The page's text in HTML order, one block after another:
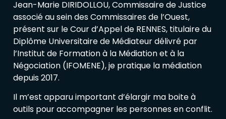
Jean-Marie DIRIDOLLOU, Commissaire de Justice
associé au sein des Commissaires de l’Ouest,
présent sur le Cour d’Appel de RENNES, titulaire du
Diplôme Universitaire de Médiateur délivré par
l’Institut de Formation à la Médiation et à la
Négociation (IFOMENE), je pratique la médiation
depuis 2017.
Il m’est apparu important d’élargir ma boite à
outils pour accompagner les personnes en conflit.